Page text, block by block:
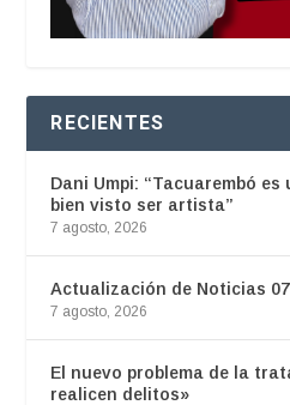
RECIENTES
Dani Umpi: “Tacuarembó
bien visto ser artista”
7 agosto, 2026
Actualización de Noticias
7 agosto, 2026
El nuevo problema de la
realicen delitos»